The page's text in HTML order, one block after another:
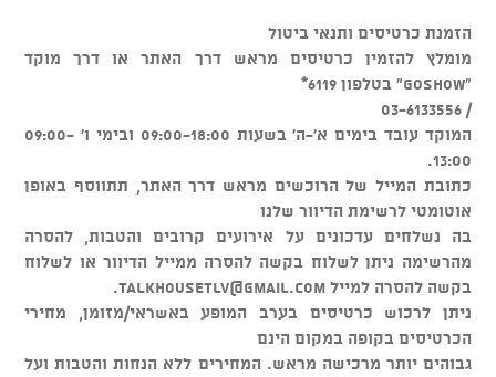
הזמנת כרטיסים ותנאי ביטול
מומלץ להזמין כרטיסים מראש דרך האתר או דרך מוקד
"GOSHOW" בטלפון 6119*
/ 03-6133556
המוקד עובד בימים א'-ה' בשעות 09:00-18:00 ובימי ו' 09:00-
13:00.
כתובת המייל של הרוכשים מראש דרך האתר, תתווסף באופן
אוטומטי לרשימת הדיוור שלנו
בה נשלחים עדכונים על אירועים קרובים והטבות, להסרה
מהרשימה ניתן לשלוח בקשה להסרה ממייל הדיוור או לשלוח
בקשה להסרה למיילtalkhousetlv@gmail.com
.
ניתן לרכוש כרטיסים בערב המופע באשראי/מזומן, מחירי
הכרטיסים בקופה במקום הינם
גבוהים יותר מרכישה מראש. המחירים ללא הנחות והטבות ועל